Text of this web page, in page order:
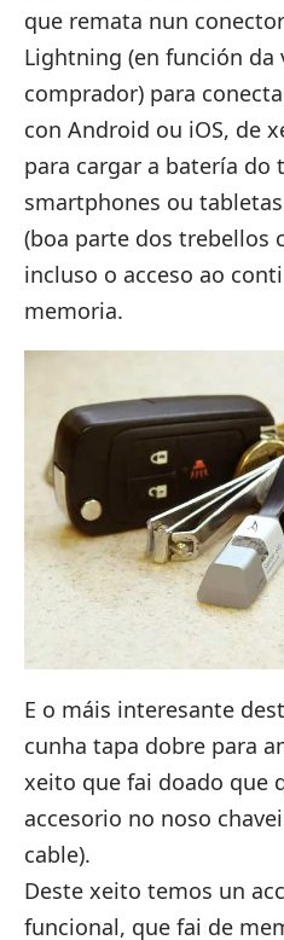
que remata nun
Lightning (en función da
comprador) para
con Android ou iOS, de
para cargar a batería do
smartphones ou
(boa parte dos trebellos
incluso o acceso ao
memoria.
E o máis interesante
cunha tapa dobre para
xeito que fai doado que
accesorio no noso
cable).
Deste xeito temos un
funcional, que fai de